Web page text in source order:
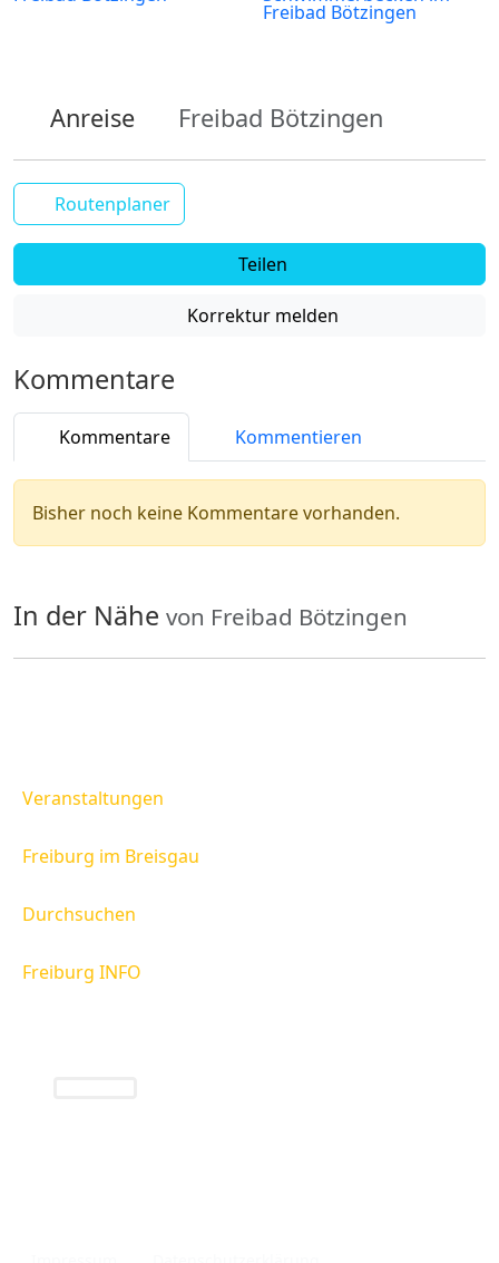
Anreise Freibad Bötzingen
Routenplaner
Teilen
Korrektur melden
Kommentare
Kommentare Kommentieren
Bisher noch keine Kommentare vorhanden.
In der Nähe von Freibad Bötzingen
Veranstaltungen
Freiburg im Breisgau
Durchsuchen
Freiburg INFO